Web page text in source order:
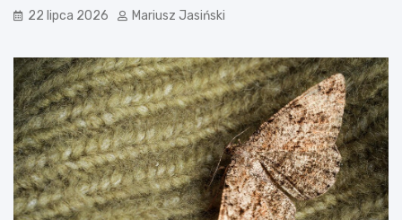
22 lipca 2026 Mariusz Jasiński